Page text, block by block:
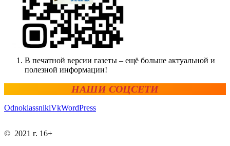
В печатной версии газеты – ещё больше актуальной и
полезной информации!
НАШИ СОЦСЕТИ
OdnoklassnikiVkWordPress
© 2021 г. 16+